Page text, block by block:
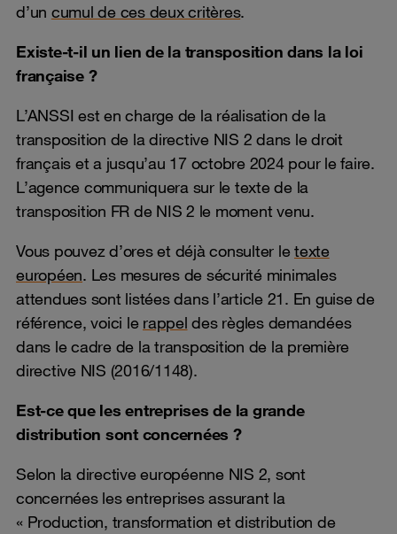
d’un cumul de ces deux critères.
Existe-t-il un lien de la transposition dans la loi
française ?
L’ANSSI est en charge de la réalisation de la
transposition de la directive NIS 2 dans le droit
français et a jusqu’au 17 octobre 2024 pour le faire.
L’agence communiquera sur le texte de la
transposition FR de NIS 2 le moment venu.
Vous pouvez d’ores et déjà consulter letexte
européen. Les mesures de sécurité minimales
attendues sont listées dans l’article 21. En guise de
référence, voici le rappel des règles demandées
dans le cadre de la transposition de la première
directive NIS (2016/1148).
Est-ce que les entreprises de la grande
distribution sont concernées ?
Selon la directive européenne NIS 2, sont
concernées les entreprises assurant la
« Production, transformation et distribution de